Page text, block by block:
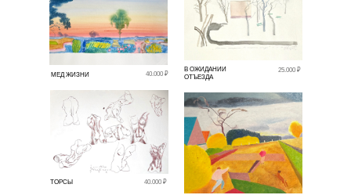
МЕД ЖИЗНИ
40.000 ₽
25.000 ₽
В ОЖИДАНИИ
ОТЪЕЗДА
ТОРСЫ
40.000 ₽